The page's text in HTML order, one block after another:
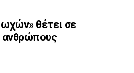
θέτει σε
ανθρώπους